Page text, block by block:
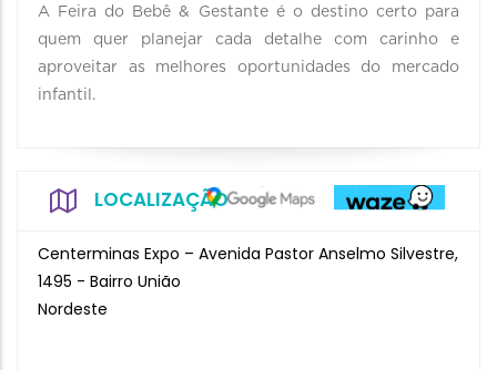
A Feira do Bebê & Gestante é o destino certo para
quem quer planejar cada detalhe com carinho e
aproveitar as melhores oportunidades do mercado
infantil.
LOCALIZAÇÃO
Centerminas Expo – Avenida Pastor Anselmo Silvestre,
1495 - Bairro União
Nordeste